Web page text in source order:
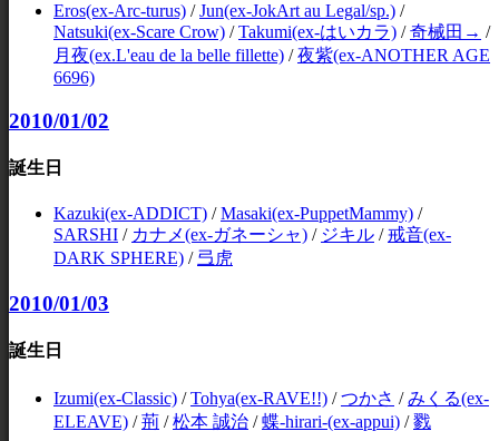
Eros(ex-Arc-turus) /Jun(ex-JokArt au Legal/sp.) /
Natsuki(ex-Scare Crow) /Takumi(ex-はいカラ) /奇械田→ /
月夜(ex.L'eau de la belle fillette) /夜紫(ex-ANOTHER AGE
6696)
2010/01/02
誕生日
Kazuki(ex-ADDICT) /Masaki(ex-PuppetMammy) /
SARSHI / カナメ(ex-ガネーシャ) / ジキル /戒音(ex-
DARK SPHERE) /弖虎
2010/01/03
誕生日
Izumi(ex-Classic) /Tohya(ex-RAVE!!) /つかさ /みくる(ex-
ELEAVE) /荊 /松本 誠治 /蝶-hirari-(ex-appui) /戮